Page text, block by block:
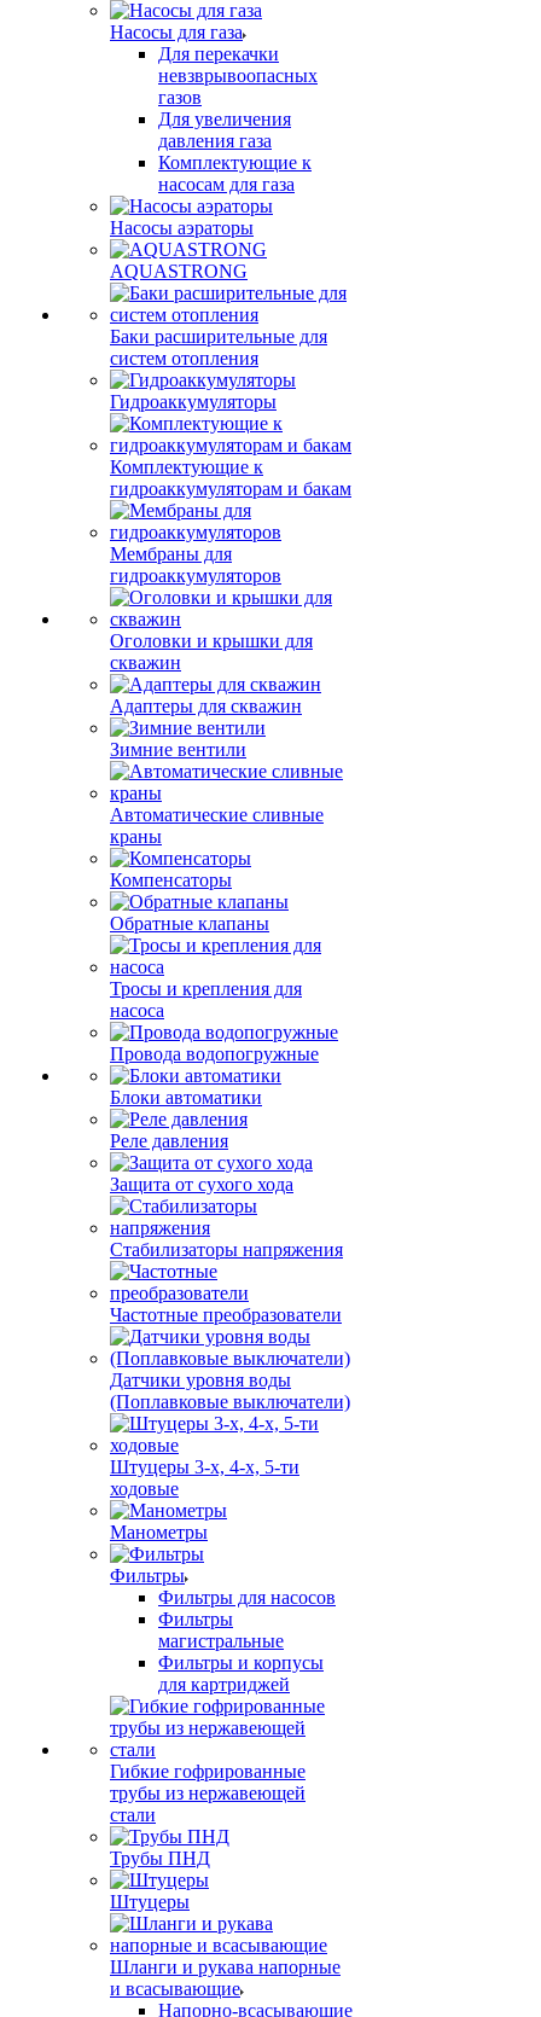
Насосы для газа
Для перекачки
невзврывоопасных
газов
Для увеличения
давления газа
Комплектующие к
насосам для газа
Насосы аэраторы
AQUASTRONG
Баки расширительные для
систем отопления
Гидроаккумуляторы
Комплектующие к
гидроаккумуляторам и бакам
Мембраны для
гидроаккумуляторов
Оголовки и крышки для
скважин
Адаптеры для скважин
Зимние вентили
Автоматические сливные
краны
Компенсаторы
Обратные клапаны
Тросы и крепления для
насоса
Провода водопогружные
Блоки автоматики
Реле давления
Защита от сухого хода
Стабилизаторы напряжения
Частотные преобразователи
Датчики уровня воды
(Поплавковые выключатели)
Штуцеры 3-х, 4-х, 5-ти
ходовые
Манометры
Фильтры
Фильтры для насосов
Фильтры
магистральные
Фильтры и корпусы
для картриджей
Гибкие гофрированные
трубы из нержавеющей
стали
Трубы ПНД
Штуцеры
Шланги и рукава напорные
и всасывающие
Напорно-всасывающие